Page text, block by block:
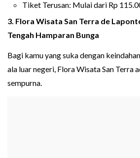
Tiket Terusan: Mulai dari Rp
3. Flora Wisata San Terra de
Tengah Hamparan Bunga
Bagi kamu yang suka dengan
ala luar negeri, Flora Wisata San Terra
sempurna.